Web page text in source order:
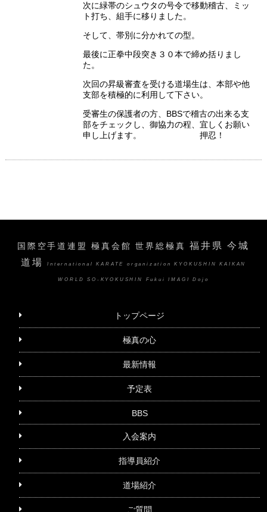
次に緑帯のシュウタの号令で移動稽古、ミッ
ト打ち、組手に移りました。
そして、帯別に分かれての型。
最後に正拳中段突き３０本で締め括りまし
た。
次回の昇級審査を受ける道場生は、本部や他
支部を積極的に利用して下さい。
受審生の保護者の方、BBSで稽古の出来る支
部をチェックし、御協力の程、宜しくお願い
申し上げます。 押忍！
国際空手道連盟 極真会館 世界総極真福井県 今城
道場
International KARATE organization KYOKUSHIN KAIKAN
WORLD SO-KYOKUSHIN Fukui IMAGI Dojo
トップページ
極真の心
最新情報
予定表
BBS
入会案内
指導員紹介
道場紹介
ご質問